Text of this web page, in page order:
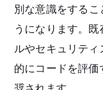
別な意識をする
うになります。
ルやセキュリティ
的にコードを評